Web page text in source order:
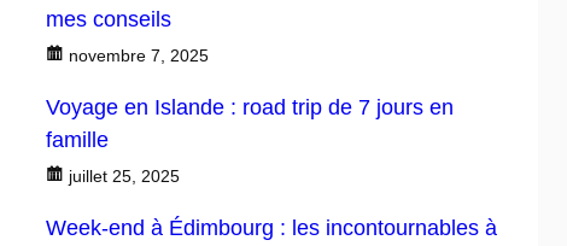
mes conseils
novembre 7, 2025
Voyage en Islande : road trip de 7 jours en
famille
juillet 25, 2025
Week-end à Édimbourg : les incontournables à